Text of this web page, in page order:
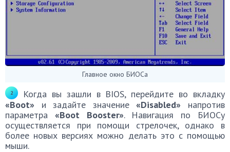
Главное окно БИОСа
Когда вы зашли в BIOS, перейдите во вкладку
«Boot» и задайте значение«Disabled» напротив
параметра «Boot Booster». Навигация по БИОСу
осуществляется при помощи стрелочек, однако в
более новых версиях можно делать это с помощью
мыши.